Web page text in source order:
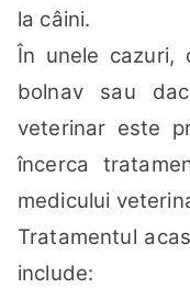
la câini.
În unele cazuri,
bolnav sau
veterinar este
încerca
medicului
Tratamentul
include: